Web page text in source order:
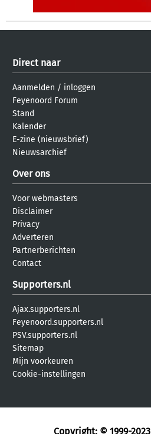
Direct naar
Aanmelden / inloggen
Feyenoord Forum
Stand
Kalender
E-zine (nieuwsbrief)
Nieuwsarchief
Over ons
Voor webmasters
Disclaimer
Privacy
Adverteren
Partnerberichten
Contact
Supporters.nl
Ajax.supporters.nl
Feyenoord.supporters.nl
PSV.supporters.nl
Sitemap
Mijn voorkeuren
Cookie-instellingen
Copyright: © 1999-2023